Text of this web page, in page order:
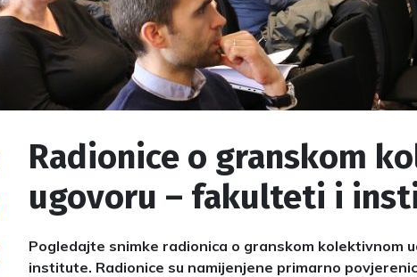
Radionice o granskom
ugovoru – fakulteti i
Pogledajte snimke radionica o granskom kolektivnom
institute. Radionice su namijenjene primarno